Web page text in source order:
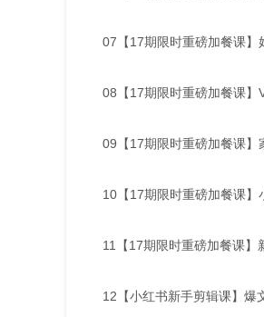
07【17期限时重磅加餐课】
08【17期限时重磅加餐课
09【17期限时重磅加餐课
10【17期限时重磅加餐课
11【17期限时重磅加餐课
12【小红书新手剪辑课】爆